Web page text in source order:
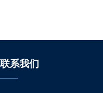
联系我们